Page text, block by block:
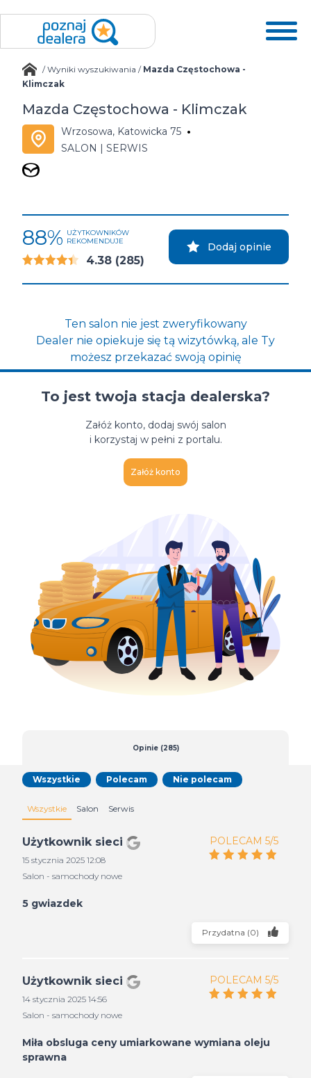
/Wyniki wyszukiwania / Mazda Częstochowa -
Klimczak
Mazda Częstochowa - Klimczak
Wrzosowa, Katowicka 75
SALON | SERWIS
88% UŻYTKOWNIKÓW
REKOMENDUJE
4.38 (285)
Dodaj opinie
Ten salon nie jest zweryfikowany
Dealer nie opiekuje się tą wizytówką, ale Ty
możesz przekazać swoją opinię
To jest twoja stacja dealerska?
Załóż konto, dodaj swój salon
i korzystaj w pełni z portalu.
Załóż konto
Opinie (285)
Wszystkie Salon Serwis
Wszystkie Polecam Nie polecam
Użytkownik sieci
15 stycznia 2025 12:08
Salon - samochody nowe
POLECAM 5/5
5 gwiazdek
Przydatna (0)
Użytkownik sieci
14 stycznia 2025 14:56
Salon - samochody nowe
POLECAM 5/5
Miła obsluga ceny umiarkowane wymiana oleju
sprawna